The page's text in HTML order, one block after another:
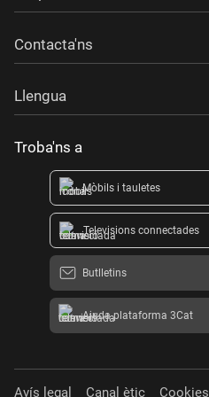
Contacta'ns
Llengua
Troba'ns a
Mòbils i tauletes
Televisions connectades
Butlletins
Ajuda plataforma 3Cat
Avís legal Canal ètic Cookies